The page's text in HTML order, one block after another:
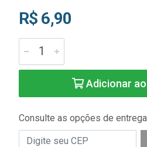
R$ 6,90
Adicionar
Consulte as opções de entrega